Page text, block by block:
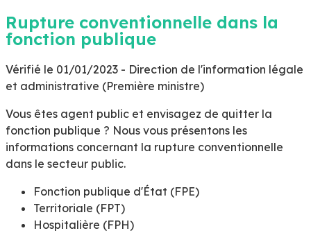
Rupture conventionnelle dans la
fonction publique
Vérifié le 01/01/2023 - Direction de l'information légale
et administrative (Première ministre)
Vous êtes agent public et envisagez de quitter la
fonction publique ? Nous vous présentons les
informations concernant la rupture conventionnelle
dans le secteur public.
Fonction publique d'État (FPE)
Territoriale (FPT)
Hospitalière (FPH)